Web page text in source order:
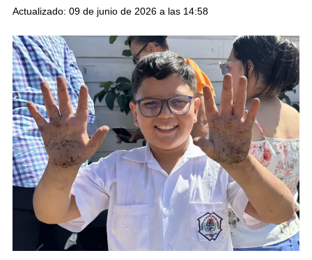
Actualizado: 09 de junio de 2026 a las 14:58